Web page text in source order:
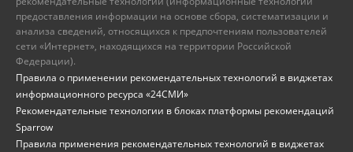
предоставления информации на основе сбора, систематизации и
анализа сведений, относящихся к предпочтениям пользователей
сети «Интернет», находящихся на территории Российской
Федерации).
Правила о применении рекомендательных технологий в виджетах
информационного ресурса «24СМИ»
Рекомендательные технологии в блоках платформы рекомендаций
Sparrow
Правила применения рекомендательных технологий в виджетах